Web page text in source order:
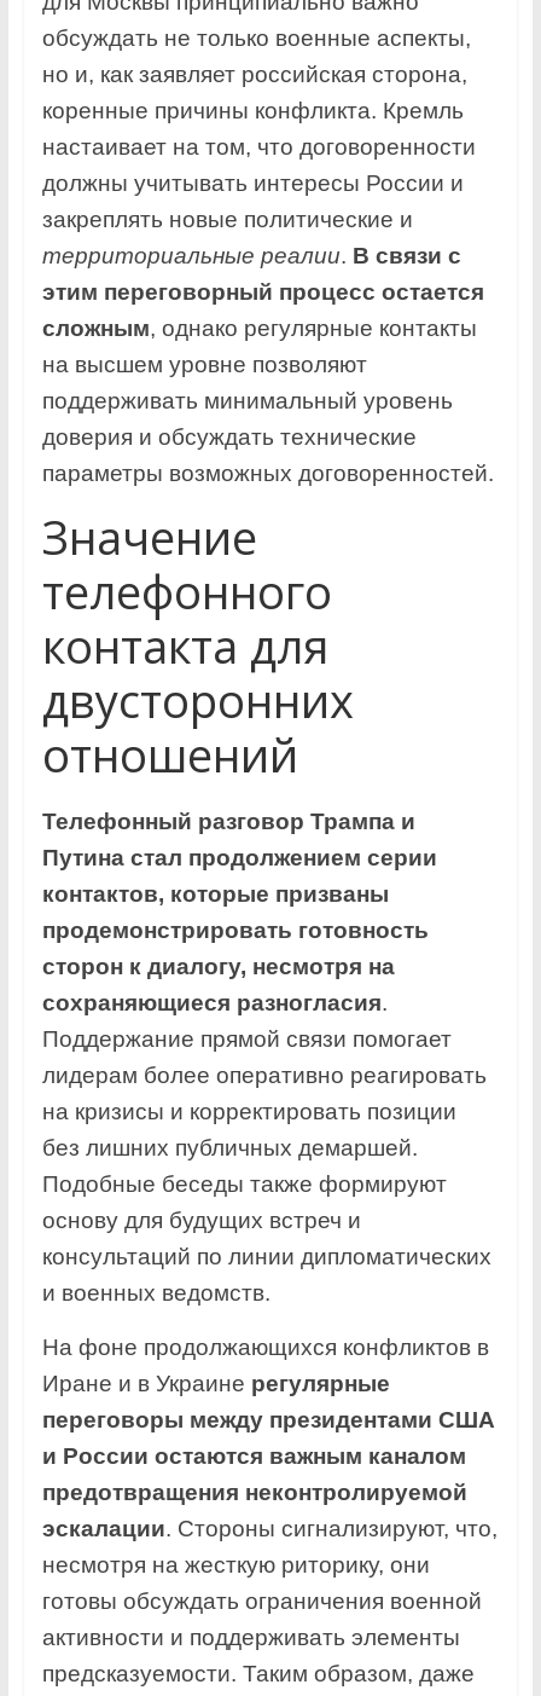
обсуждать не только военные аспекты,
но и, как заявляет российская сторона,
коренные причины конфликта. Кремль
настаивает на том, что договоренности
должны учитывать интересы России и
закреплять новые политические и
территориальные реалии. В связи с
этим переговорный процесс остается
сложным, однако регулярные контакты
на высшем уровне позволяют
поддерживать минимальный уровень
доверия и обсуждать технические
параметры возможных договоренностей.
Значение
телефонного
контакта для
двусторонних
отношений
Телефонный разговор Трампа и
Путина стал продолжением серии
контактов, которые призваны
продемонстрировать готовность
сторон к диалогу, несмотря на
сохраняющиеся разногласия.
Поддержание прямой связи помогает
лидерам более оперативно реагировать
на кризисы и корректировать позиции
без лишних публичных демаршей.
Подобные беседы также формируют
основу для будущих встреч и
консультаций по линии дипломатических
и военных ведомств.
На фоне продолжающихся конфликтов в
Иране и в Украине регулярные
переговоры между президентами США
и России остаются важным каналом
предотвращения неконтролируемой
эскалации. Стороны сигнализируют, что,
несмотря на жесткую риторику, они
готовы обсуждать ограничения военной
активности и поддерживать элементы
предсказуемости. Таким образом, даже